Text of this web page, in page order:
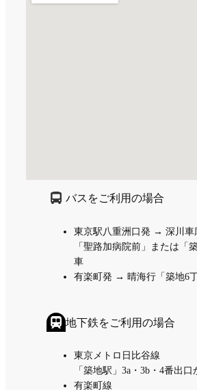
バスをご利用の場合
東京駅八重洲口発 → 深川車
「聖路加病院前」または「
車
有楽町発 → 晴海行「築地6
地下鉄をご利用の場合
東京メトロ日比谷線
「築地駅」3a・3b・4番出
有楽町線